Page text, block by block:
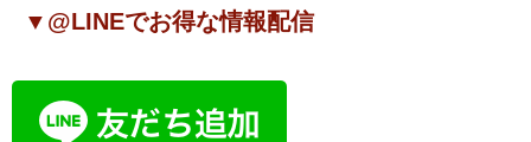
▼@LINEでお得な情報配信